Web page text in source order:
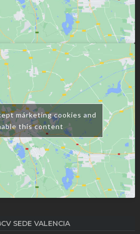
márketing cookies and
this content
SEDE VALENCIA